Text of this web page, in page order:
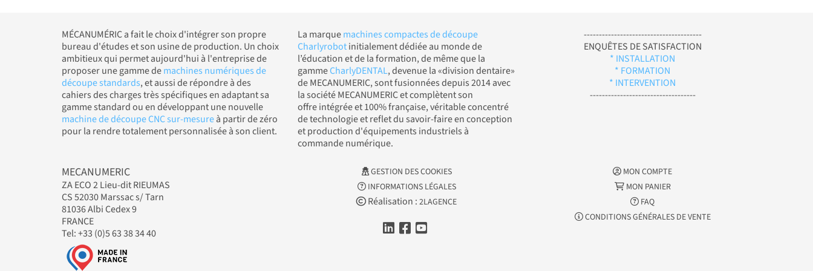
MÉCANUMÉRIC a fait le choix d'intégrer son propre
bureau d'études et son usine de production. Un choix
ambitieux qui permet aujourd'hui à l'entreprise de
proposer une gamme demachines numériques de
découpe standards, et aussi de répondre à des
cahiers des charges très spécifiques en adaptant sa
gamme standard ou en développant une nouvelle
machine de découpe CNC sur-mesureà partir de zéro
pour la rendre totalement personnalisée à son client.
La marquemachines compactes de découpe
Charlyrobotinitialement dédiée au monde de
l’éducation et de la formation, de même que la
gammeCharlyDENTAL, devenue la «division dentaire»
de MECANUMERIC, sont fusionnées depuis 2014 avec
la société MECANUMERIC et complètent son
offre intégrée et 100% française, véritable concentré
de technologie et reflet du savoir-faire en conception
et production d'équipements industriels à
commande numérique.
---------------------------------------
ENQUÊTES DE SATISFACTION
* INSTALLATION
* FORMATION
* INTERVENTION
-----------------------------------
MECANUMERIC
ZA ECO 2 Lieu-dit RIEUMAS
CS 52030 Marssac s/ Tarn
81036 Albi Cedex 9
FRANCE
Tel: +33 (0)5 63 38 34 40
GESTION DES COOKIES
INFORMATIONS LÉGALES
Réalisation : 2LAGENCE
MON COMPTE
MON PANIER
FAQ
CONDITIONS GÉNÉRALES DE VENTE